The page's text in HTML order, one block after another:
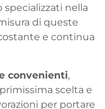
specializzati nella
di queste
e continua
convenienti,
scelta e
per portare